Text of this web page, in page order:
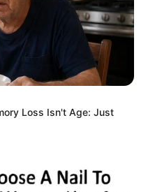
Mela Shravani Mela
Loss Isn't Age: Just